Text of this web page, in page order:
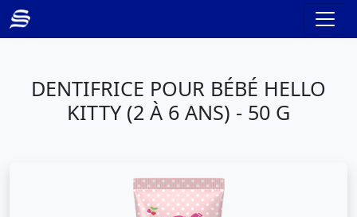
DENTIFRICE POUR BÉBÉ HELLO
KITTY (2 À 6 ANS) - 50 G